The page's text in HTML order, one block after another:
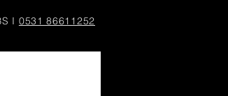
I 0531 86611252